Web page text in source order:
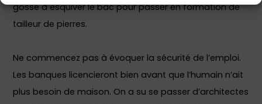
gosse à esquiver le bac pour passer en formation de
tailleur de pierres.
Ne commencez pas à évoquer la sécurité de l’emploi.
Les banques licencieront bien avant que l’humain n’ait
plus besoin de maison. On a su se passer d’architectes